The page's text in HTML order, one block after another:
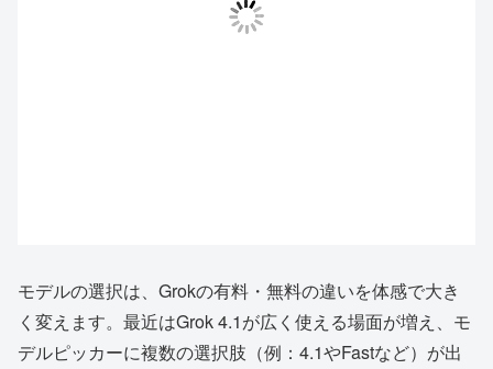
モデルの選択は、Grokの有料・無料の違いを体感で大き
く変えます。最近はGrok 4.1が広く使える場面が増え、モ
デルピッカーに複数の選択肢（例：4.1やFastなど）が出